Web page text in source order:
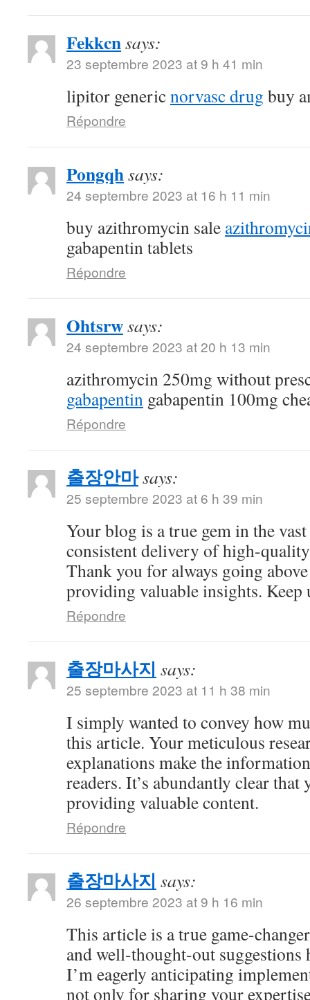
Fekkcnsays:
23 septembre 2023 at 9 h 41 min
lipitor genericnorvasc drug buy
Répondre
Pongqhsays:
24 septembre 2023 at 16 h 11 min
buy azithromycin sale
gabapentin tablets
Répondre
Ohtsrwsays:
24 septembre 2023 at 20 h 13 min
azithromycin 250mg without
gabapentin gabapentin 100mg
Répondre
출장안마says:
25 septembre 2023 at 6 h 39 min
Your blog is a true gem in the
consistent delivery of high-
Thank you for always going
providing valuable insights.
Répondre
출장마사지 says:
25 septembre 2023 at 11 h 38 min
I simply wanted to convey how
this article. Your meticulous
explanations make the
readers. It’s abundantly clear that
providing valuable content.
Répondre
출장마사지 says:
26 septembre 2023 at 9 h 16 min
This article is a true game-
and well-thought-out
I’m eagerly anticipating
not only for sharing your